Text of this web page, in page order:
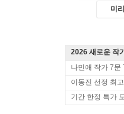
미
2026 새로운 작
나민애 작가 7문
이동진 선정 최
기간 한정 특가